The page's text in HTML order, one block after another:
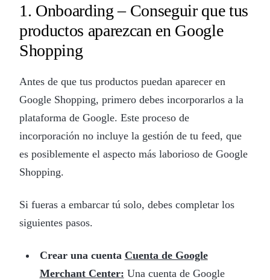
1. Onboarding – Conseguir que tus
productos aparezcan en Google
Shopping
Antes de que tus productos puedan aparecer en
Google Shopping, primero debes incorporarlos a la
plataforma de Google. Este proceso de
incorporación no incluye la gestión de tu feed, que
es posiblemente el aspecto más laborioso de Google
Shopping.
Si fueras a embarcar tú solo, debes completar los
siguientes pasos.
Crear una cuenta Cuenta de Google
Merchant Center: Una cuenta de Google